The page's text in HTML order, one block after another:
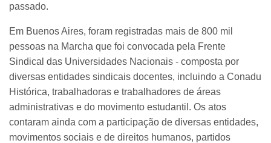
passado.
Em Buenos Aires, foram registradas mais de 800 mil
pessoas na Marcha que foi convocada pela Frente
Sindical das Universidades Nacionais - composta por
diversas entidades sindicais docentes, incluindo a Conadu
Histórica, trabalhadoras e trabalhadores de áreas
administrativas e do movimento estudantil. Os atos
contaram ainda com a participação de diversas entidades,
movimentos sociais e de direitos humanos, partidos